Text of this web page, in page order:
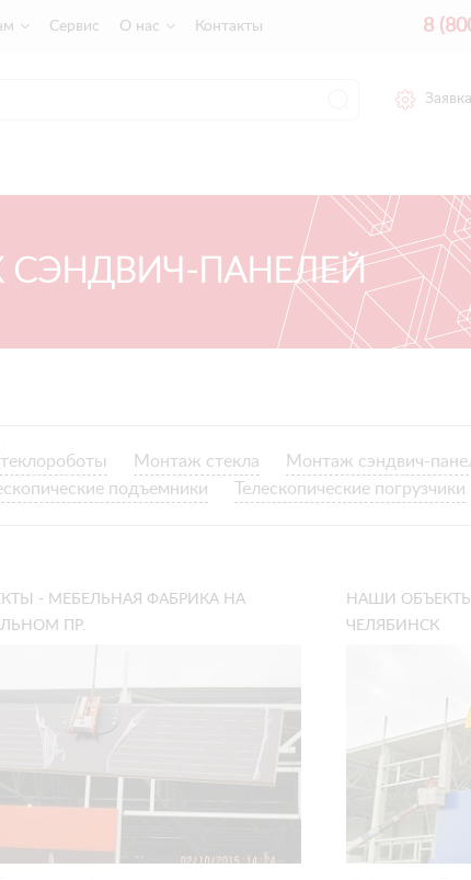
Сервис О нас Контакты 8
ПАНЕЛЕЙ
Монтаж стекла Монтаж сэндвич-
подъемники Телескопические погрузчики
- МЕБЕЛЬНАЯ ФАБРИКА НА
ПР.
НАШИ ОБЪЕКТЫ
ЧЕЛЯБИНСК